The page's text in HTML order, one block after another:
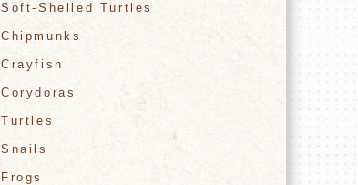
Soft-Shelled Turtles
Chipmunks
Crayfish
Corydoras
Turtles
Snails
Frogs